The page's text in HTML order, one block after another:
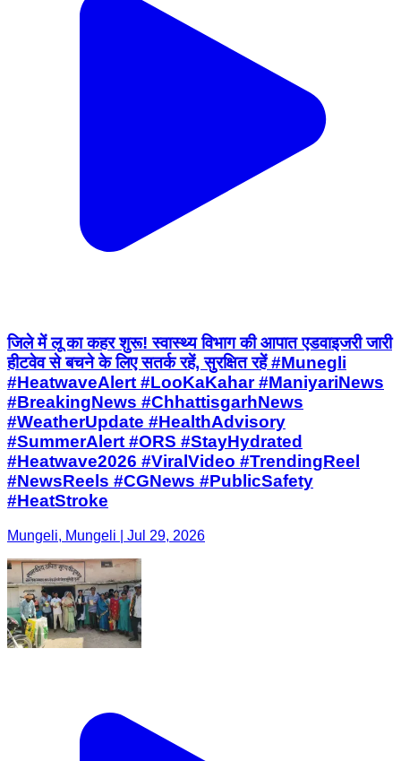
जिले में लू का कहर शुरू! स्वास्थ्य विभाग की आपात एडवाइजरी जारी
हीटवेव से बचने के लिए सतर्क रहें, सुरक्षित रहें #Munegli
#HeatwaveAlert #LooKaKahar #ManiyariNews
#BreakingNews #ChhattisgarhNews
#WeatherUpdate #HealthAdvisory
#SummerAlert #ORS #StayHydrated
#Heatwave2026 #ViralVideo #TrendingReel
#NewsReels #CGNews #PublicSafety
#HeatStroke
Mungeli, Mungeli | Jul 29, 2026